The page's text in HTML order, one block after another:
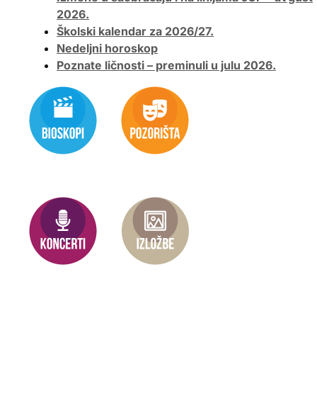
2026.
Školski kalendar za 2026/27.
Nedeljni horoskop
Poznate ličnosti – preminuli u julu 2026.